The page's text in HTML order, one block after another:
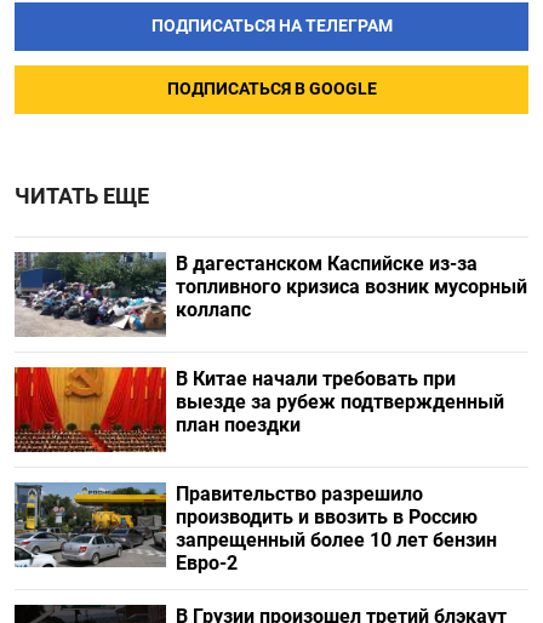
ПОДПИСАТЬСЯ НА ТЕЛЕГРАМ
ПОДПИСАТЬСЯ В GOOGLE
ЧИТАТЬ ЕЩЕ
В дагестанском Каспийске из-за
топливного кризиса возник мусорный
коллапс
В Китае начали требовать при
выезде за рубеж подтвержденный
план поездки
Правительство разрешило
производить и ввозить в Россию
запрещенный более 10 лет бензин
Евро-2
В Грузии произошел третий блэкаут